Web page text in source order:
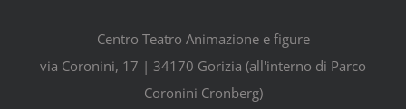
Centro Teatro Animazione e figure
via Coronini, 17 | 34170 Gorizia (all'interno di Parco
Coronini Cronberg)